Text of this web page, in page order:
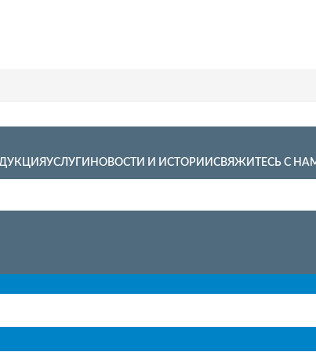
УСЛУГИ НОВОСТИ И ИСТОРИИ СВЯЖИТЕСЬ С